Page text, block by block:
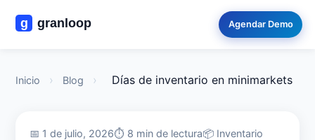
Agendar Demo
Inicio › Blog › Días de inventario en minimarkets
📅 1 de julio, 2026⏱️ 8 min de lectura📦 Inventario